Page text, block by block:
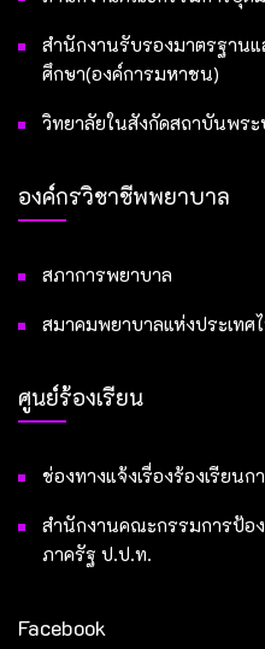
สำนักงานรับรองมาตรฐาน
ศึกษา(องค์การมหาชน)
วิทยาลัยในสังกัดสถาบันพร
องค์กรวิชาชีพพยาบาล
สภาการพยาบาล
สมาคมพยาบาลแห่งประเทศ
ศูนย์ร้องเรียน
ช่องทางแจ้งเรื่องร้องเรียน
สำนักงานคณะกรรมการป้อ
ภาครัฐ ป.ป.ท.
Facebook